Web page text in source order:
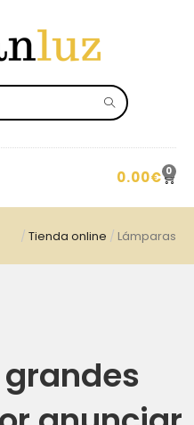
0.00€ 0
/ Tienda online / Lámparas